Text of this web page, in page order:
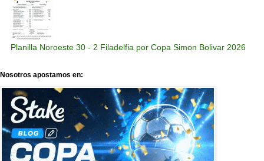
Planilla Noroeste 30 - 2 Filadelfia por Copa Simon Bolivar 2026
Nosotros apostamos en: